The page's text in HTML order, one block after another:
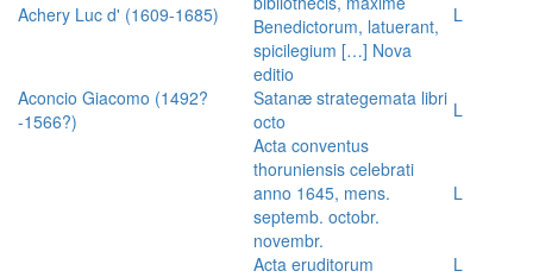
Achery Luc d' (1609-1685)
Benedictorum, latuerant,
spicilegium […] Nova
editio
L
Aconcio Giacomo (1492?
-1566?)
Satanæ strategemata libri
octo
L
Acta conventus
thoruniensis celebrati
anno 1645, mens.
septemb. octobr.
novembr.
L
Acta eruditorum
L